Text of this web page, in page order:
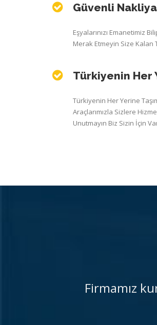
Güvenli
Eşyalarınızı Emanetimiz
Merak Etmeyin Size Kalan
Türkiyenin Her
Türkiyenin Her Yerine
Araçlarımızla Sizlere
Unutmayın Biz Sizin İçin
Firmamız